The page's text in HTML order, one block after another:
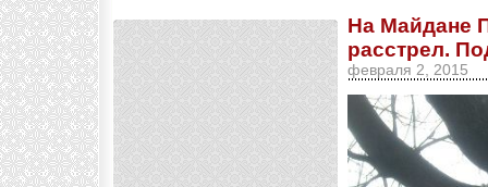
На Майдане
расстрел.
февраля 2, 2015